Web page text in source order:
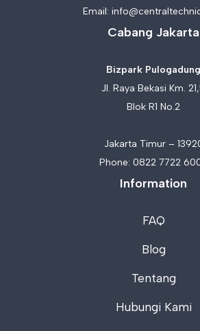
Email:
Cabang Jakarta
Bizpark Pulogadung
Jl. Raya Bekasi Km.
Blok R1 No.2
Jakarta Timur –
Phone: 0822 7722
Information
FAQ
Blog
Tentang
Hubungi Kami